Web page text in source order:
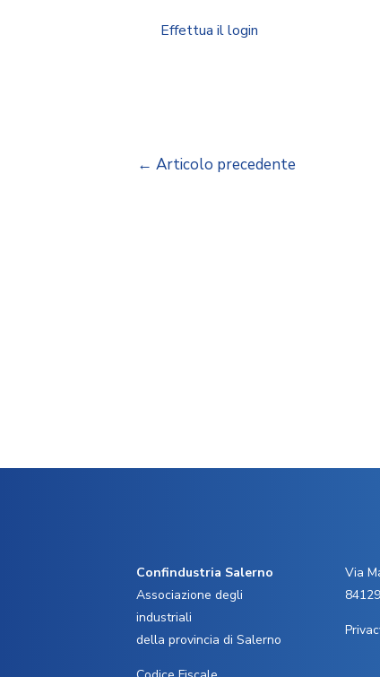
Effettua il login
← Articolo precedente
Confindustria Salerno
Associazione degli
industriali
della provincia di Salerno
Via